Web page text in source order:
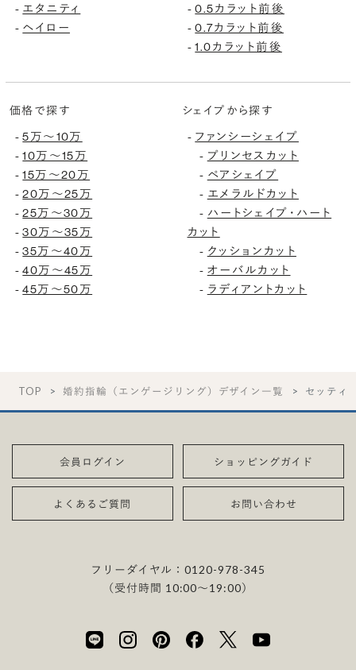
- エタニティ
- ヘイロー
-0.5カラット前後
-0.7カラット前後
-1.0カラット前後
価格で探す
-5万〜10万
-10万〜15万
-15万〜20万
-20万〜25万
-25万〜30万
-30万〜35万
-35万〜40万
-40万〜45万
-45万〜50万
シェイプから探す
- ファンシーシェイプ
- プリンセスカット
- ペアシェイプ
- エメラルドカット
- ハートシェイプ・ハート
カット
- クッションカット
- オーバルカット
- ラディアントカット
TOP 婚約指輪（エンゲージリング）デザイン一覧 セッティ
会員ログイン ショッピングガイド
よくあるご質問 お問い合わせ
フリーダイヤル：0120-978-345
（受付時間 10:00〜19:00）